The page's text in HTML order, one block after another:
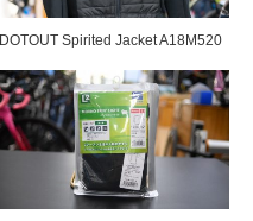
DOTOUT Spirited Jacket A18M520